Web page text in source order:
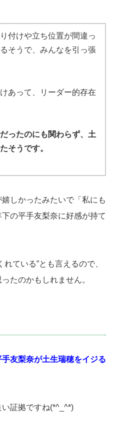
付けや立ち位置が間違っ
そうで、みんなを引っ張
あって、リーダー的存在
ったのにも関わらず、土
そうです。
しかったみたいで「私にも
の平手友梨奈に好感が持て
ている”とも言えるので、
たのかもしれません。
手友梨奈が土生瑞穂をイジる
証拠ですね(*^_^*)